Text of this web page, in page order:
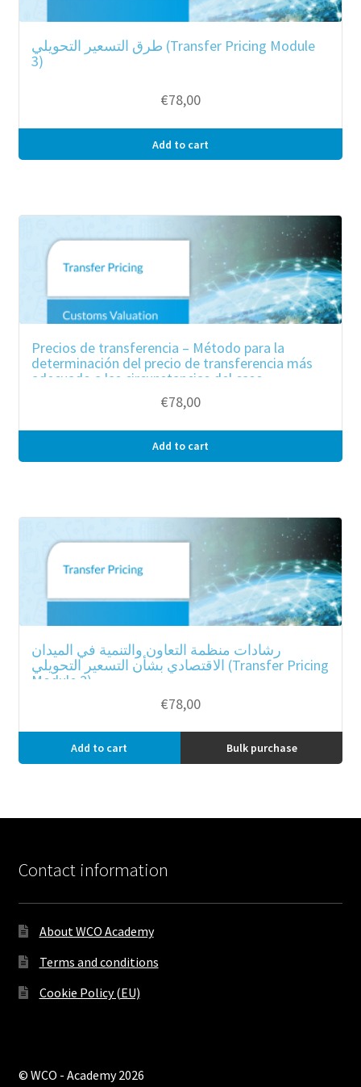
طرق التسعير التحويلي (Transfer Pricing Module
3)
€78,00
Add to cart
Precios de transferencia – Método para la
determinación del precio de transferencia más
adecuado a las circunstancias del caso
€78,00
Add to cart
رشادات منظمة التعاون والتنمية في الميدان
الاقتصادي بشأن التسعير التحويلي (Transfer Pricing
Module 2)
€78,00
Add to cart Bulk purchase
Contact information
About WCO Academy
Terms and conditions
Cookie Policy (EU)
© WCO - Academy 2026